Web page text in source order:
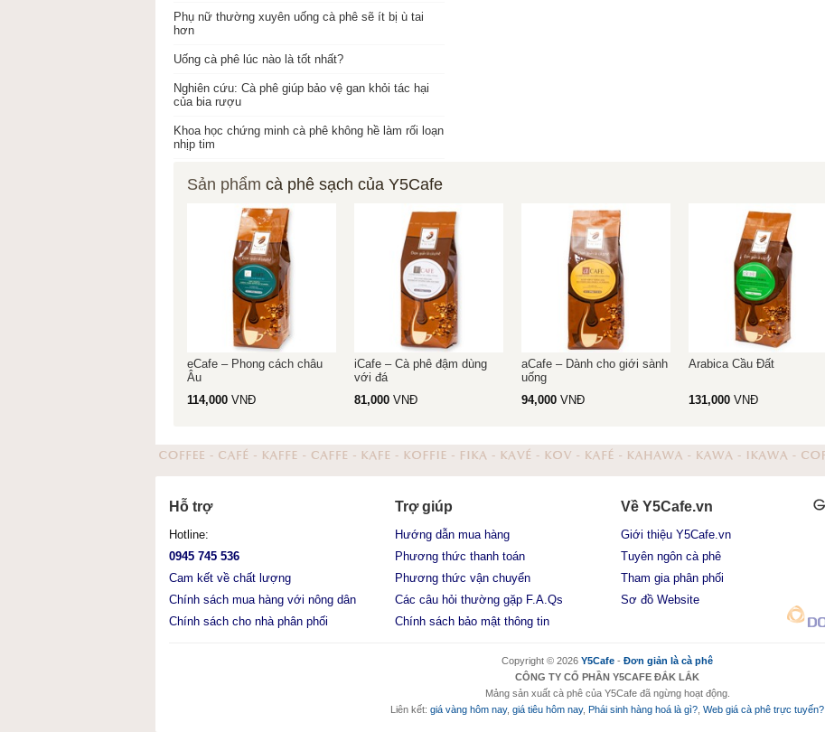
Phụ nữ thường xuyên uống cà phê sẽ ít bị ù tai
hơn
Uống cà phê lúc nào là tốt nhất?
Nghiên cứu: Cà phê giúp bảo vệ gan khỏi tác hại
của bia rượu
Khoa học chứng minh cà phê không hề làm rối loạn
nhịp tim
Sản phẩm cà phê sạch của Y5Cafe
eCafe – Phong cách châu
Âu
114,000 VNĐ
iCafe – Cà phê đậm dùng
với đá
81,000 VNĐ
aCafe – Dành cho giới sành
uống
94,000 VNĐ
Arabica Cầu Đất
131,000 VNĐ
Hỗ trợ
Hotline:
0945 745 536
Cam kết về chất lượng
Chính sách mua hàng với nông dân
Chính sách cho nhà phân phối
Trợ giúp
Hướng dẫn mua hàng
Phương thức thanh toán
Phương thức vận chuyển
Các câu hỏi thường gặp F.A.Qs
Chính sách bảo mật thông tin
Về Y5Cafe.vn
Giới thiệu Y5Cafe.vn
Tuyên ngôn cà phê
Tham gia phân phối
Sơ đồ Website
Copyright © 2026 Y5Cafe - Đơn giản là cà phê
CÔNG TY CỔ PHẦN Y5CAFE ĐẮK LẮK
Mảng sản xuất cà phê của Y5Cafe đã ngừng hoạt động.
Liên kết: giá vàng hôm nay, giá tiêu hôm nay, Phái sinh hàng hoá là gì? Web giá cà phê trực tuyến?